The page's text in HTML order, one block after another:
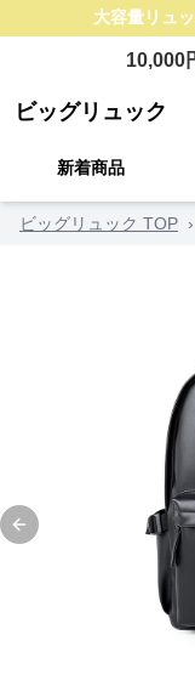
大容量リュ
10,000
ビッグリュック
新着商品
ビッグリュック TOP ›
Previous slide